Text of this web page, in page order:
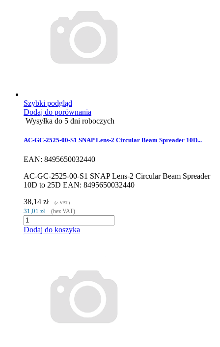
Szybki podgląd
Dodaj do porównania
Wysyłka do 5 dni roboczych
AC-GC-2525-00-S1 SNAP Lens-2 Circular Beam Spreader 10D...
EAN: 8495650032440
AC-GC-2525-00-S1 SNAP Lens-2 Circular Beam Spreader
10D to 25D EAN: 8495650032440
38,14 zł
(z VAT)
31,01 zł (bez VAT)
Dodaj do koszyka